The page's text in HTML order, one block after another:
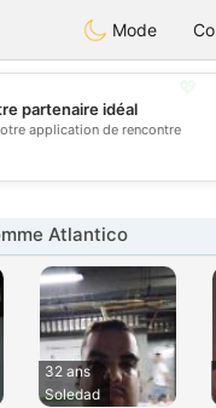
olombiaCitas
Mode
💕
partenaire idéal
application de rencontre
Atlantico
32 ans
Soledad